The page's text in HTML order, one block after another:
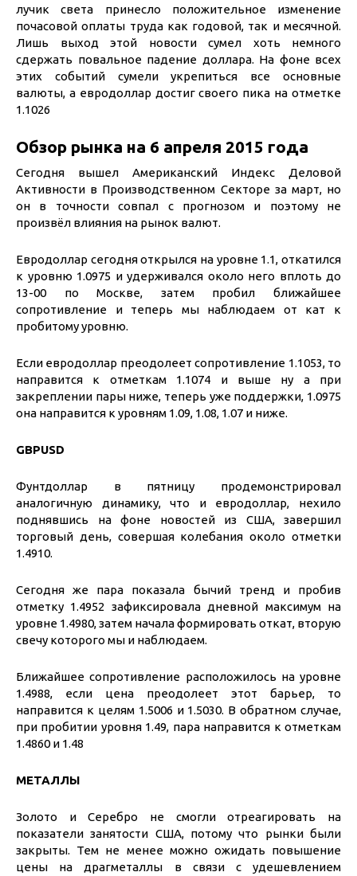
лучик света принесло положительное изменение
почасовой оплаты труда как годовой, так и месячной.
Лишь выход этой новости сумел хоть немного
сдержать повальное падение доллара. На фоне всех
этих событий сумели укрепиться все основные
валюты, а евродоллар достиг своего пика на отметке
1.1026
Обзор рынка на 6 апреля 2015 года
Сегодня вышел Американский Индекс Деловой
Активности в Производственном Секторе за март, но
он в точности совпал с прогнозом и поэтому не
произвёл влияния на рынок валют.
Евродоллар сегодня открылся на уровне 1.1, откатился
к уровню 1.0975 и удерживался около него вплоть до
13-00 по Москве, затем пробил ближайшее
сопротивление и теперь мы наблюдаем от кат к
пробитому уровню.
Если евродоллар преодолеет сопротивление 1.1053, то
направится к отметкам 1.1074 и выше ну а при
закреплении пары ниже, теперь уже поддержки, 1.0975
она направится к уровням 1.09, 1.08, 1.07 и ниже.
GBPUSD
Фунтдоллар в пятницу продемонстрировал
аналогичную динамику, что и евродоллар, нехило
поднявшись на фоне новостей из США, завершил
торговый день, совершая колебания около отметки
1.4910.
Сегодня же пара показала бычий тренд и пробив
отметку 1.4952 зафиксировала дневной максимум на
уровне 1.4980, затем начала формировать откат, вторую
свечу которого мы и наблюдаем.
Ближайшее сопротивление расположилось на уровне
1.4988, если цена преодолеет этот барьер, то
направится к целям 1.5006 и 1.5030. В обратном случае,
при пробитии уровня 1.49, пара направится к отметкам
1.4860 и 1.48
МЕТАЛЛЫ
Золото и Серебро не смогли отреагировать на
показатели занятости США, потому что рынки были
закрыты. Тем не менее можно ожидать повышение
цены на драгметаллы в связи с удешевлением